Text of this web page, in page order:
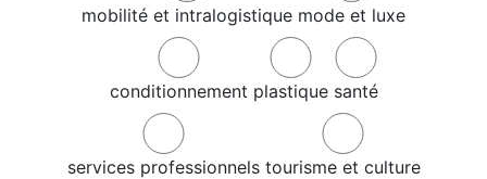
mobilité et intralogistique mode et luxe
conditionnement plastique santé
services professionnels tourisme et culture